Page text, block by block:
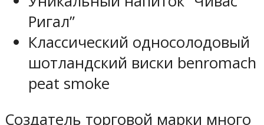
Ригал”
Классический односолодовый
шотландский виски benromach
peat smoke
Создатель торговой марки много